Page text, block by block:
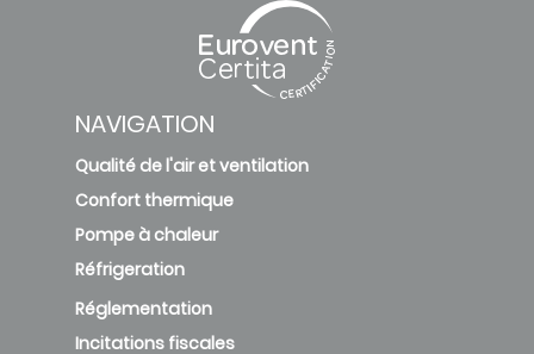
NAVIGATION
Qualité de l'air et ventilation
Confort thermique
Pompe à chaleur
Réfrigeration
Réglementation
Incitations fiscales